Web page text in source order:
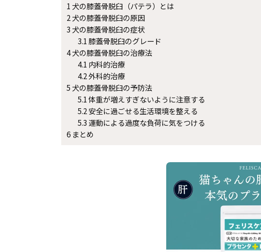
1 犬の膝蓋骨脱臼（パテラ）とは
2犬の膝蓋骨脱臼の原因
3 犬の膝蓋骨脱臼の症状
3.1 膝蓋骨脱臼のグレード
4犬の膝蓋骨脱臼の治療法
4.1 内科的治療
4.2外科的治療
5 犬の膝蓋骨脱臼の予防法
5.1体重が増えすぎないように注意する
5.2安全に過ごせる生活環境を整える
5.3 運動による過度な負荷に気をつける
6まとめ